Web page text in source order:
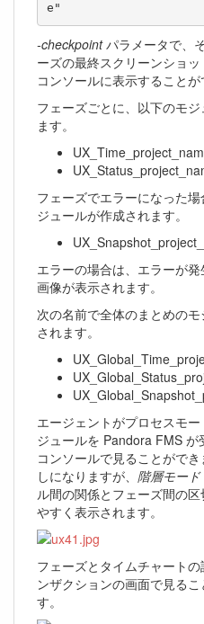
-checkpointパラメータで、
ーズの最終スクリーンショ
コンソールに表示することが
フェーズごとに、以下のモジ
ます。
フェーズでエラーになった
ジュールが作成されます。
エラーの場合は、エラーが
画像が表示されます。
次の名前で全体のまとめの
されます。
エージェントがプロセスモ
ジュールを Pandora FMS が
コンソールで見ることがで
しになりますが、 階層モード
ル間の関係とフェーズ間の区
やすく表示されます。
フェーズとタイムチャート
ンザクションの画面で見るこ
す。